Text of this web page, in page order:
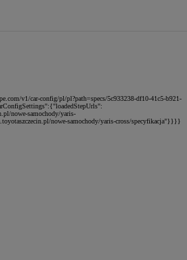
v1/car-config/pl/pl?path=specs/5c933238-df10-41c5-b921-
nowe-samochody/yaris-
nowe-samochody/yaris-cross/specyfikacja"}}}}